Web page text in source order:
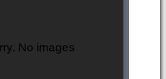
No images